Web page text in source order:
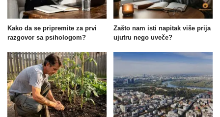
Kako da se pripremite za prvi
razgovor sa psihologom?
Zašto nam isti napitak više prija
ujutru nego uveče?